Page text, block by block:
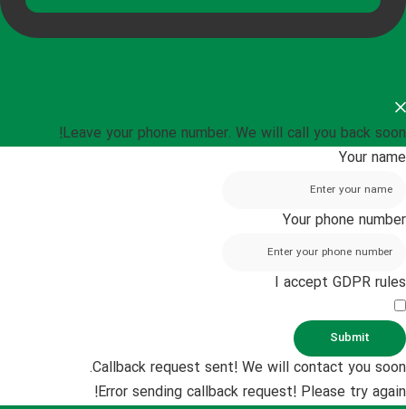
Leave your phone number. We will call you back soon!
Your name
Your phone number
I accept GDPR rules
Submit
Callback request sent! We will contact you soon.
Error sending callback request! Please try again!